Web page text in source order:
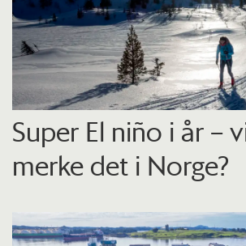
Super El niño i år –
merke det i Norge?